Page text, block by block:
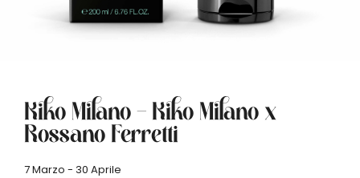
Kiko Milano – Kiko Milano x
Rossano Ferretti
7 Marzo - 30 Aprile